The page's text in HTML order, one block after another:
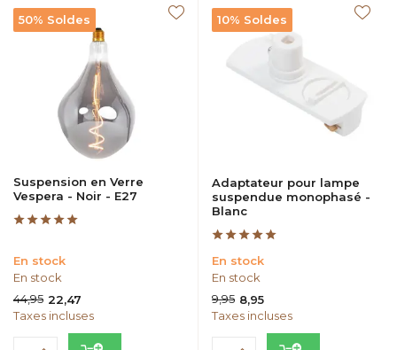
50% Soldes
Suspension en Verre
Vespera - Noir - E27
En stock
En stock
44,95 22,47
Taxes incluses
10% Soldes
Adaptateur pour lampe
suspendue monophasé -
Blanc
En stock
En stock
9,95 8,95
Taxes incluses